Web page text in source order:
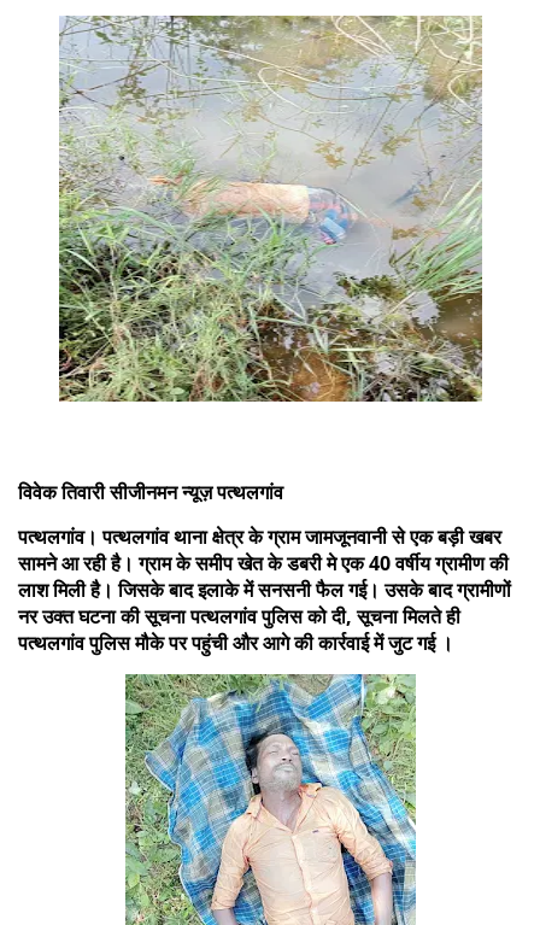
विवेक तिवारी सीजीनमन न्यूज़ पत्थलगांव
पत्थलगांव। पत्थलगांव थाना क्षेत्र के ग्राम जामजूनवानी से एक बड़ी खबर
सामने आ रही है। ग्राम के समीप खेत के डबरी मे एक 40 वर्षीय ग्रामीण की
लाश मिली है। जिसके बाद इलाके में सनसनी फैल गई। उसके बाद ग्रामीणों
नर उक्त घटना की सूचना पत्थलगांव पुलिस को दी, सूचना मिलते ही
पत्थलगांव पुलिस मौके पर पहुंची और आगे की कार्रवाई में जुट गई ।